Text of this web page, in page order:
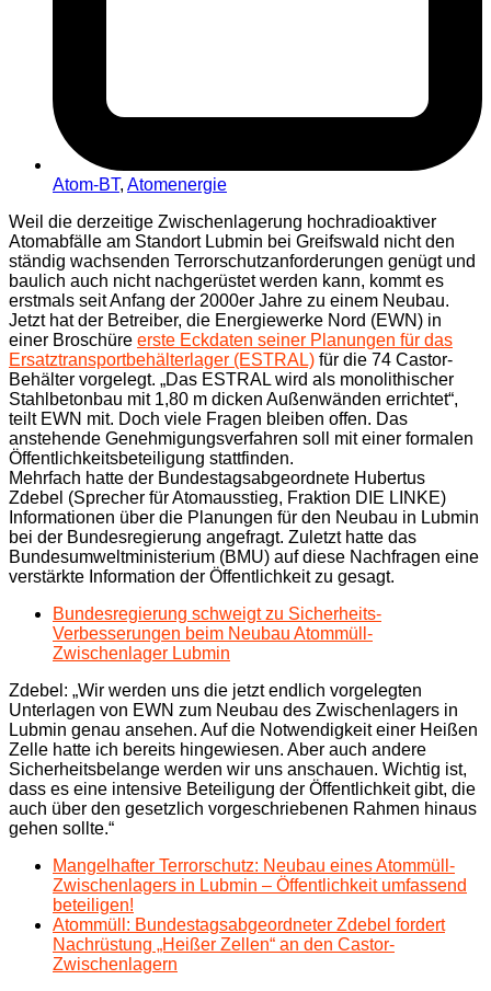
Atom-BT, Atomenergie
Weil die derzeitige Zwischenlagerung hochradioaktiver
Atomabfälle am Standort Lubmin bei Greifswald nicht den
ständig wachsenden Terrorschutzanforderungen genügt und
baulich auch nicht nachgerüstet werden kann, kommt es
erstmals seit Anfang der 2000er Jahre zu einem Neubau.
Jetzt hat der Betreiber, die Energiewerke Nord (EWN) in
einer Broschüre erste Eckdaten seiner Planungen für das
Ersatztransportbehälterlager (ESTRAL) für die 74 Castor-
Behälter vorgelegt. „Das ESTRAL wird als monolithischer
Stahlbetonbau mit 1,80 m dicken Außenwänden errichtet“,
teilt EWN mit. Doch viele Fragen bleiben offen. Das
anstehende Genehmigungsverfahren soll mit einer formalen
Öffentlichkeitsbeteiligung stattfinden.
Mehrfach hatte der Bundestagsabgeordnete Hubertus
Zdebel (Sprecher für Atomausstieg, Fraktion DIE LINKE)
Informationen über die Planungen für den Neubau in Lubmin
bei der Bundesregierung angefragt. Zuletzt hatte das
Bundesumweltministerium (BMU) auf diese Nachfragen eine
verstärkte Information der Öffentlichkeit zu gesagt.
Bundesregierung schweigt zu Sicherheits-
Verbesserungen beim Neubau Atommüll-
Zwischenlager Lubmin
Zdebel: „Wir werden uns die jetzt endlich vorgelegten
Unterlagen von EWN zum Neubau des Zwischenlagers in
Lubmin genau ansehen. Auf die Notwendigkeit einer Heißen
Zelle hatte ich bereits hingewiesen. Aber auch andere
Sicherheitsbelange werden wir uns anschauen. Wichtig ist,
dass es eine intensive Beteiligung der Öffentlichkeit gibt, die
auch über den gesetzlich vorgeschriebenen Rahmen hinaus
gehen sollte.“
Mangelhafter Terrorschutz: Neubau eines Atommüll-
Zwischenlagers in Lubmin – Öffentlichkeit umfassend
beteiligen!
Atommüll: Bundestagsabgeordneter Zdebel fordert
Nachrüstung „Heißer Zellen“ an den Castor-
Zwischenlagern